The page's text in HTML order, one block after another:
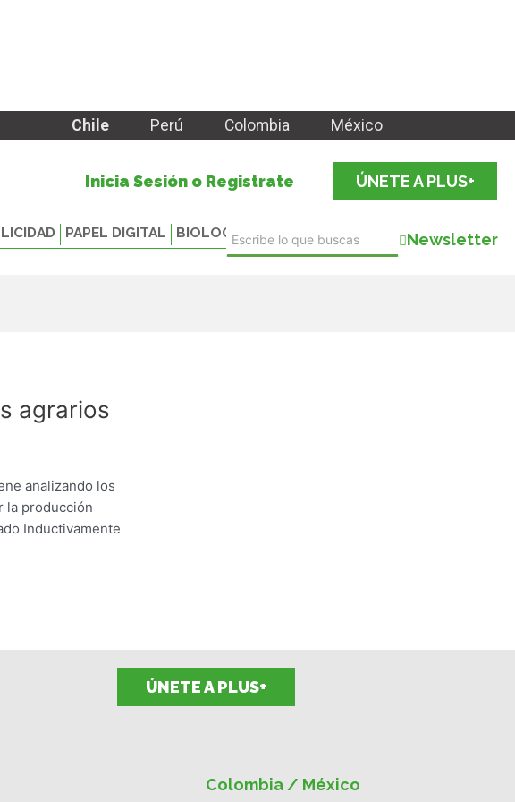
Chile Perú Colombia México
Inicia Sesión o Registrate ÚNETE A PLUS+
PAPEL DIGITAL BIOLOGICALS Newsletter
agrarios
analizando los
la producción
Inductivamente
ÚNETE A PLUS+
Colombia / México